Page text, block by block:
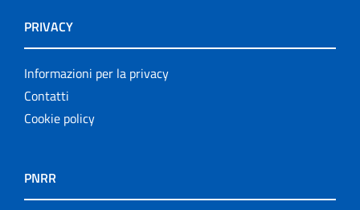
PRIVACY
Informazioni per la privacy
Contatti
Cookie policy
PNRR